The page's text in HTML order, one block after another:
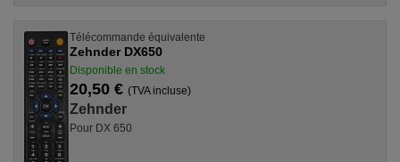
Télécommande équivalente
Zehnder DX650
Disponible en stock
20,50 € (TVA incluse)
Zehnder
Pour DX 650